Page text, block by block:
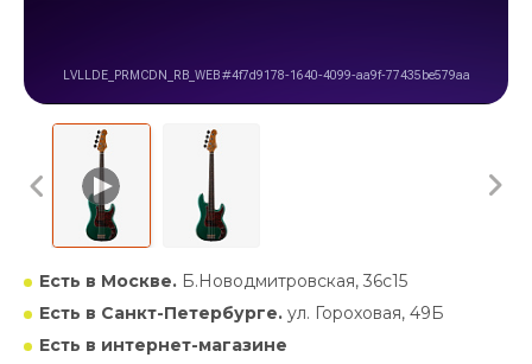
Есть в Москве. Б.Новодмитровская, 36с15
Есть в Санкт-Петербурге. ул. Гороховая, 49Б
Есть в интернет-магазине